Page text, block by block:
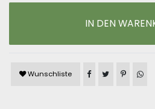
IN DEN
Wunschliste Artikel auf
Artikel auf
Artikel